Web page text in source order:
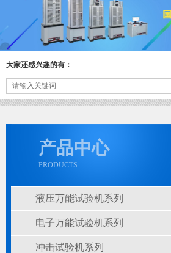
大家还感兴趣的有：
产品中心
PRODUCTS
液压万能试验机系列
电子万能试验机系列
冲击试验机系列